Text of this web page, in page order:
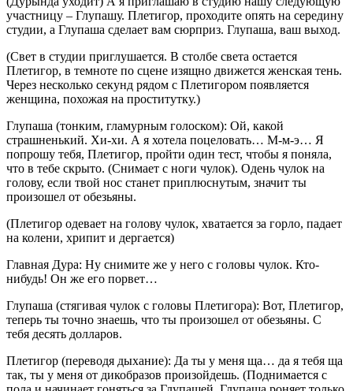
участницу – Глупашу. Плетигор, проходите опять на середину
студии, а Глупаша сделает вам сюрприз. Глупаша, ваш выход.
(Свет в студии приглушается. В столбе света остается
Плетигор, в темноте по сцене изящно движется женская тень.
Через несколько секунд рядом с Плетигором появляется
женщина, похожая на проститутку.)
Глупаша (тонким, гламурным голоском): Ой, какой
страшненький. Хи-хи. А я хотела поцеловать… М-м-э… Я
попрошу тебя, Плетигор, пройти один тест, чтобы я поняла,
что в тебе скрыто. (Снимает с ноги чулок). Одень чулок на
голову, если твой нос станет приплюснутым, значит ты
произошел от обезьяны.
(Плетигор одевает на голову чулок, хватается за горло, падает
на колени, хрипит и дергается)
Главная Дура: Ну снимите же у него с головы чулок. Кто-
нибудь! Он же его порвет…
Глупаша (стягивая чулок с головы Плетигора): Вот, Плетигор,
теперь ты точно знаешь, что ты произошел от обезьяны. С
тебя десять долларов.
Плетигор (переводя дыхание): Да ты у меня ща… да я тебя ща
так, ты у меня от дикобразов произойдешь. (Поднимается с